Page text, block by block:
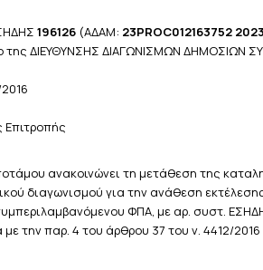
196126 (ΑΔΑΜ: 23PROC012163752
της ΔΙΕΥΘΥΝΣΗΣ ΔΙΑΓΩΝΙΣΜΩΝ ΔΗΜΟΣΙΩΝ
ανακοινώνει τη μετάθεση της
διαγωνισμού για την ανάθεση
ΦΠΑ, με αρ. συστ.
την παρ. 4 του άρθρου 37 του ν. 4412/2016